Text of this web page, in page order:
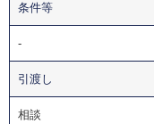
条件等
-
引渡し
相談